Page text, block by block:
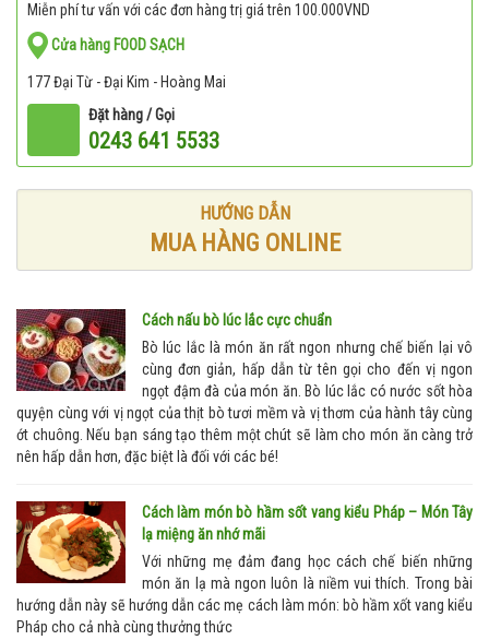
Miễn phí tư vấn với các đơn hàng trị giá trên 100.000VND
Cửa hàng FOOD SẠCH
177 Đại Từ - Đại Kim - Hoàng Mai
Đặt hàng / Gọi
0243 641 5533
HƯỚNG DẪN
MUA HÀNG ONLINE
Cách nấu bò lúc lắc cực chuẩn
Bò lúc lắc là món ăn rất ngon nhưng chế biến lại vô
cùng đơn giản, hấp dẫn từ tên gọi cho đến vị ngon
ngọt đậm đà của món ăn. Bò lúc lắc có nước sốt hòa
quyện cùng với vị ngọt của thịt bò tươi mềm và vị thơm của hành tây cùng
ớt chuông. Nếu bạn sáng tạo thêm một chút sẽ làm cho món ăn càng trở
nên hấp dẫn hơn, đặc biệt là đối với các bé!
Cách làm món bò hầm sốt vang kiểu Pháp – Món Tây
lạ miệng ăn nhớ mãi
Với những mẹ đảm đang học cách chế biến những
món ăn lạ mà ngon luôn là niềm vui thích. Trong bài
hướng dẫn này sẽ hướng dẫn các mẹ cách làm món: bò hầm xốt vang kiểu
Pháp cho cả nhà cùng thưởng thức